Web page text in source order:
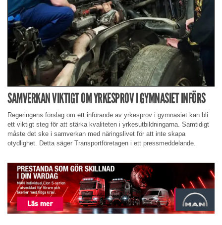
SAMVERKAN VIKTIGT OM YRKESPROV I GYMNASIET INFÖRS
Regeringens förslag om ett införande av yrkesprov i gymnasiet kan bli
ett viktigt steg för att stärka kvaliteten i yrkesutbildningarna. Samtidigt
måste det ske i samverkan med näringslivet för att inte skapa
otydlighet. Detta säger Transportföretagen i ett pressmeddelande.